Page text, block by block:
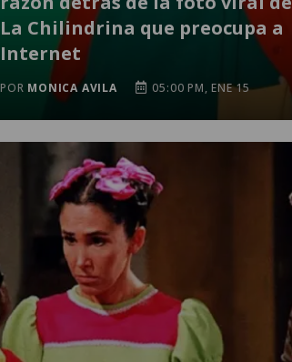
La Chilindrina que preocupa a
Internet
POR MONICA AVILA 05:00 PM, ENE 15